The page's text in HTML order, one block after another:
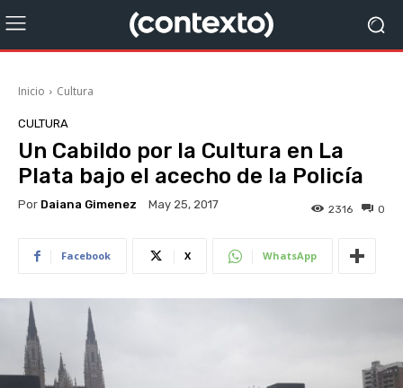
Inicio Cultura
CULTURA
Un Cabildo por la Cultura en La
Plata bajo el acecho de la Policía
Por Daiana Gimenez May 25, 2017 0
2316
Facebook X WhatsApp